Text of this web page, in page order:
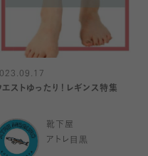
エストゆったり！レギンス特集
靴下屋
アトレ目黒